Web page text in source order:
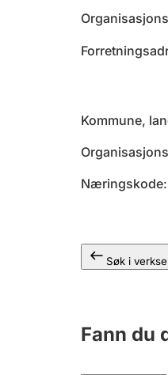
Kommune,
Næringskode
Søk i
Fann du